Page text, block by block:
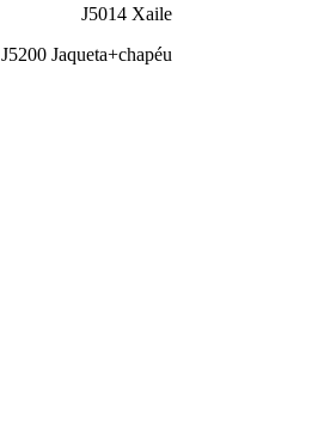
J5014 Xaile
J5200 Jaqueta+chapéu